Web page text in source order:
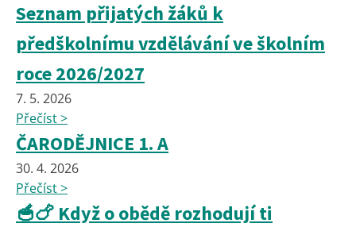
Seznam přijatých žáků k
předškolnímu vzdělávání ve školním
roce 2026/2027
7. 5. 2026
Přečíst >
ČARODĚJNICE 1. A
30. 4. 2026
Přečíst >
🥣🍗 Když o obědě rozhodují ti